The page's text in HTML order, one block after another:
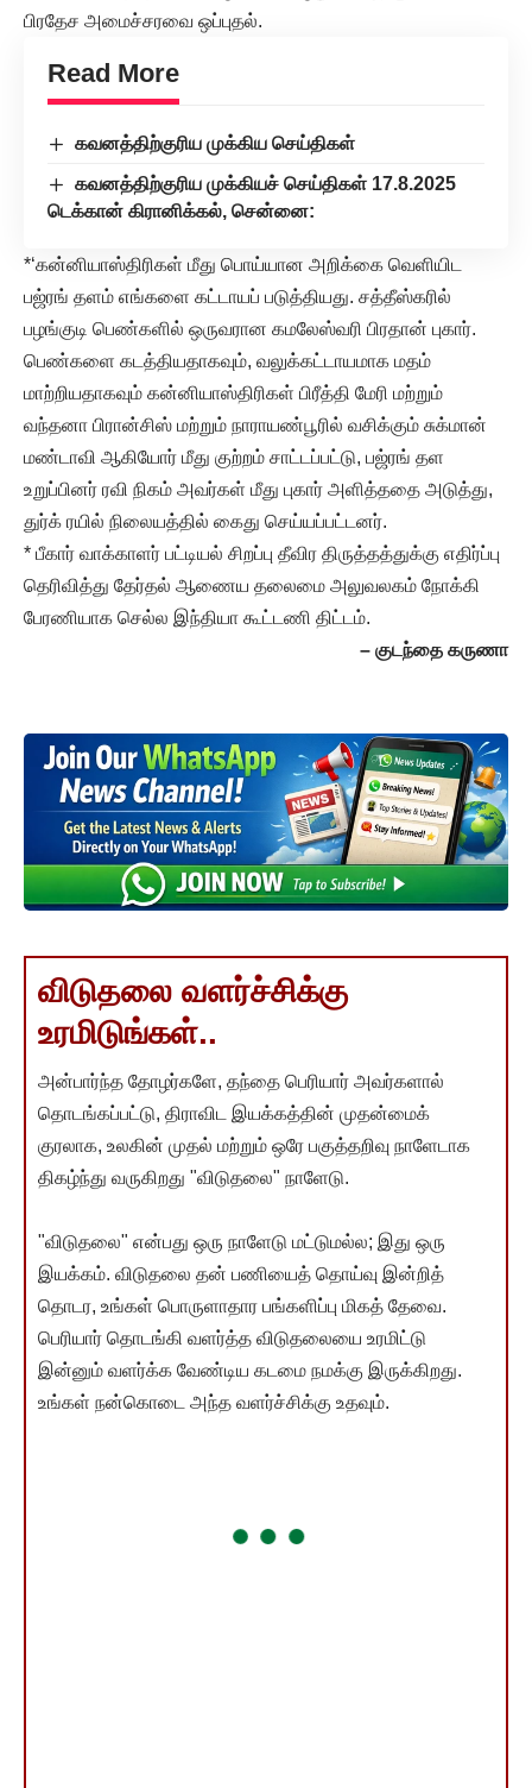
பிரதேச அமைச்சரவை ஒப்புதல்.
Read More
கவனத்திற்குரிய முக்கிய செய்திகள்
கவனத்திற்குரிய முக்கியச் செய்திகள் 17.8.2025
டெக்கான் கிரானிக்கல், சென்னை:
*‘கன்னியாஸ்திரிகள் மீது பொய்யான அறிக்கை வெளியிட
பஜ்ரங் தளம் எங்களை கட்டாயப் படுத்தியது. சத்தீஸ்கரில்
பழங்குடி பெண்களில் ஒருவரான கமலேஸ்வரி பிரதான் புகார்.
பெண்களை கடத்தியதாகவும், வலுக்கட்டாயமாக மதம்
மாற்றியதாகவும் கன்னியாஸ்திரிகள் பிரீத்தி மேரி மற்றும்
வந்தனா பிரான்சிஸ் மற்றும் நாராயண்பூரில் வசிக்கும் சுக்மான்
மண்டாவி ஆகியோர் மீது குற்றம் சாட்டப்பட்டு, பஜ்ரங் தள
உறுப்பினர் ரவி நிகம் அவர்கள் மீது புகார் அளித்ததை அடுத்து,
துர்க் ரயில் நிலையத்தில் கைது செய்யப்பட்டனர்.
* பீகார் வாக்காளர் பட்டியல் சிறப்பு தீவிர திருத்தத்துக்கு எதிர்ப்பு
தெரிவித்து தேர்தல் ஆணைய தலைமை அலுவலகம் நோக்கி
பேரணியாக செல்ல இந்தியா கூட்டணி திட்டம்.
– குடந்தை கருணா
விடுதலை வளர்ச்சிக்கு
உரமிடுங்கள்..
அன்பார்ந்த தோழர்களே, தந்தை பெரியார் அவர்களால்
தொடங்கப்பட்டு, திராவிட இயக்கத்தின் முதன்மைக்
குரலாக, உலகின் முதல் மற்றும் ஒரே பகுத்தறிவு நாளேடாக
திகழ்ந்து வருகிறது "விடுதலை" நாளேடு.
"விடுதலை" என்பது ஒரு நாளேடு மட்டுமல்ல; இது ஒரு
இயக்கம். விடுதலை தன் பணியைத் தொய்வு இன்றித்
தொடர, உங்கள் பொருளாதார பங்களிப்பு மிகத் தேவை.
பெரியார் தொடங்கி வளர்த்த விடுதலையை உரமிட்டு
இன்னும் வளர்க்க வேண்டிய கடமை நமக்கு இருக்கிறது.
உங்கள் நன்கொடை அந்த வளர்ச்சிக்கு உதவும்.